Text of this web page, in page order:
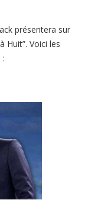
présentera sur
Huit”. Voici les
: